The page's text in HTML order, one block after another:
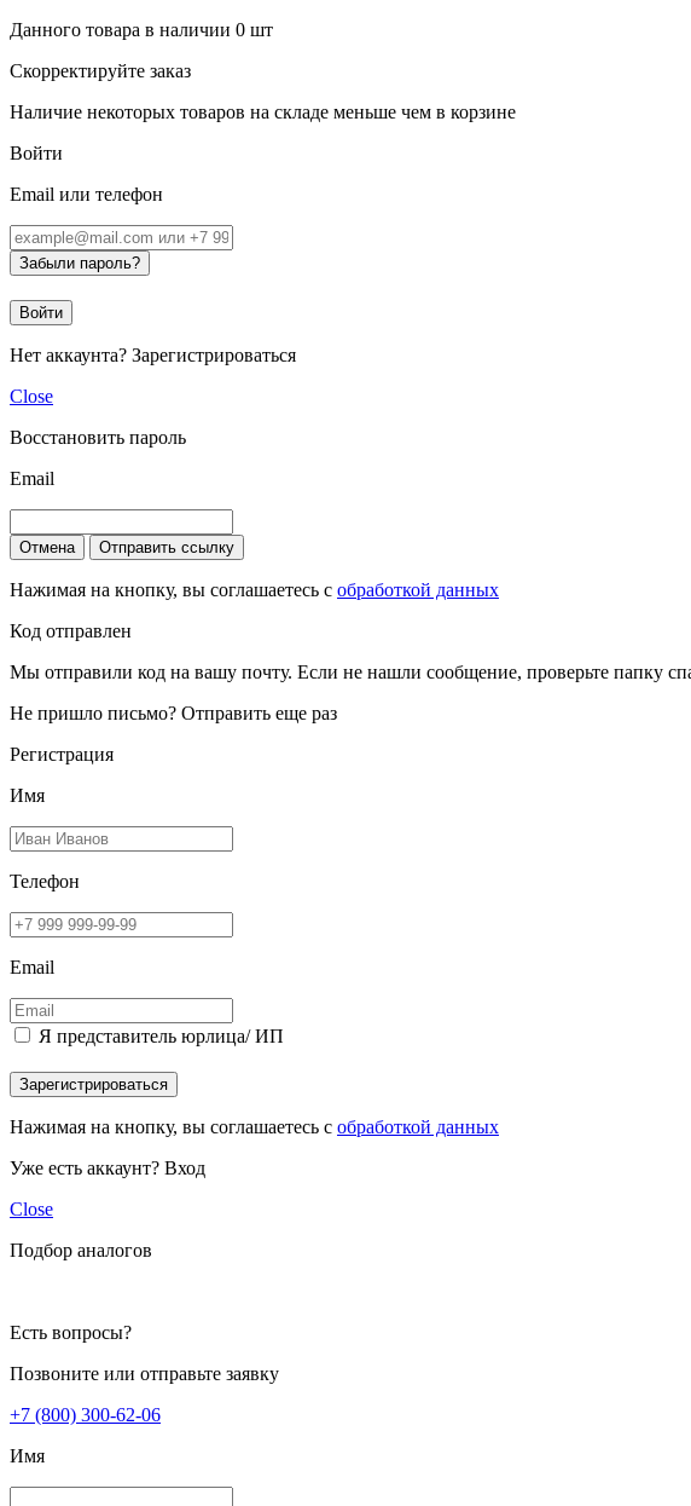
Данного товара в наличии 0 шт
Скорректируйте заказ
Наличие некоторых товаров на складе меньше чем в корзине
Войти
Email или телефон
Забыли пароль?
Войти
Нет аккаунта? Зарегистрироваться
Close
Восстановить пароль
Email
Отмена Отправить ссылку
Нажимая на кнопку, вы соглашаетесь с обработкой данных
Код отправлен
Мы отправили код на вашу почту. Если не нашли сообщение, проверьте папку
Не пришло письмо? Отправить еще раз
Регистрация
Имя
Телефон
Email
Я представитель юрлица/ ИП
Зарегистрироваться
Нажимая на кнопку, вы соглашаетесь с обработкой данных
Уже есть аккаунт? Вход
Close
Подбор аналогов
Есть вопросы?
Позвоните или отправьте заявку
+7 (800) 300-62-06
Имя